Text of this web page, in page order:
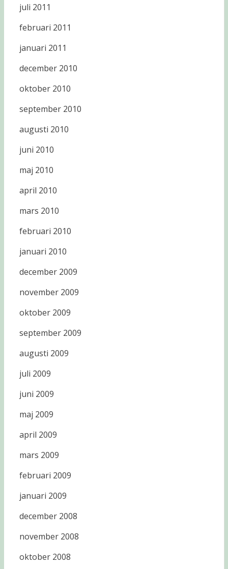
juli 2011
februari 2011
januari 2011
december 2010
oktober 2010
september 2010
augusti 2010
juni 2010
maj 2010
april 2010
mars 2010
februari 2010
januari 2010
december 2009
november 2009
oktober 2009
september 2009
augusti 2009
juli 2009
juni 2009
maj 2009
april 2009
mars 2009
februari 2009
januari 2009
december 2008
november 2008
oktober 2008